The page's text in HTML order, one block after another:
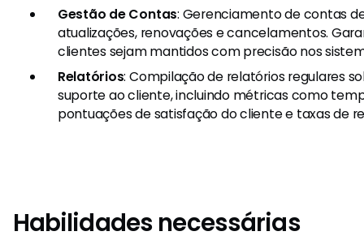
Gestão de Contas: Gerenciamento de contas
atualizações, renovações e cancelamentos.
clientes sejam mantidos com precisão nos
Relatórios: Compilação de relatórios regulares
suporte ao cliente, incluindo métricas como
pontuações de satisfação do cliente e taxas de
Habilidades necessárias